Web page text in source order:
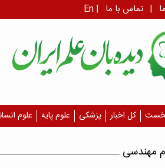
En | | تماس با ما
کل اخبار پزشکی علوم پایه علوم
مهندسی